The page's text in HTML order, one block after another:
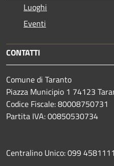
Luoghi
Eventi
CONTATTI
Comune di Taranto
Piazza Municipio 1 74123
Codice Fiscale: 80008750731
Partita IVA: 00850530734
Centralino Unico: 099 4581111